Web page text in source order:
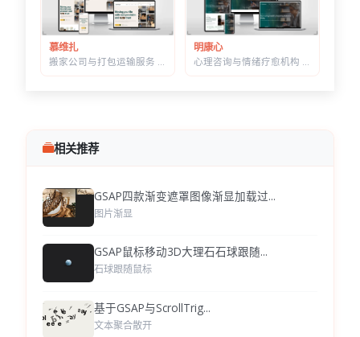
慕维扎
搬家公司与打包运输服务 HTML 响应式建站模板 | 首屏内置在线估价表单
明康心
心理咨询与情绪疗愈机构 HTML 建站模板 | 个体咨询/家庭治疗/正念课程网站专用
相关推荐
GSAP四款渐变遮罩图像渐显加载过...
图片渐显
GSAP鼠标移动3D大理石石球跟随...
石球跟随鼠标
基于GSAP与ScrollTrig...
文本聚合散开